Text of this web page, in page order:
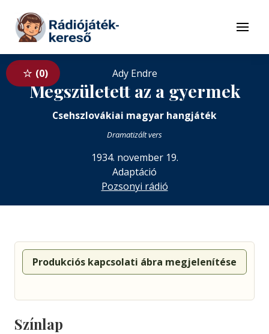
Tovább a tartalomhoz
Menü
0 Ady Endre
Megszületett az a gyermek
Csehszlovákiai magyar hangjáték
Dramatizált vers
1934. november 19.
Adaptáció
Pozsonyi rádió
Produkciós kapcsolati ábra megjelenítése
Színlap